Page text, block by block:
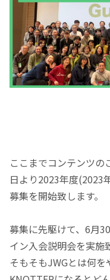
ここまでコンテンツの
日より2023年度(2023
募集を開始致します。
募集に先駆けて、6月
イン入会説明会を実施
そもそもJWGとは何